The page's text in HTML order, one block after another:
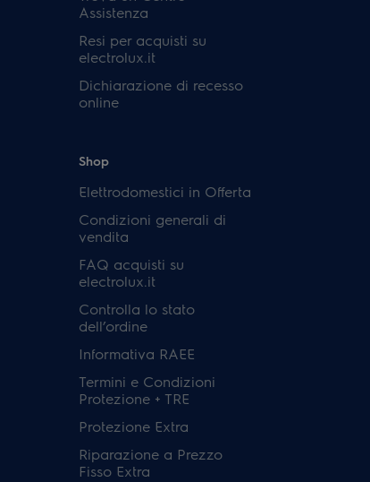
Assistenza
Resi per acquisti su
electrolux.it
Dichiarazione di recesso
online
Shop
Elettrodomestici in Offerta
Condizioni generali di
vendita
FAQ acquisti su
electrolux.it
Controlla lo stato
dell’ordine
Informativa RAEE
Termini e Condizioni
Protezione + TRE
Protezione Extra
Riparazione a Prezzo
Fisso Extra